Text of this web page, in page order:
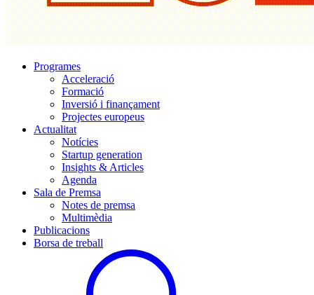
Programes
Acceleració
Formació
Inversió i finançament
Projectes europeus
Actualitat
Notícies
Startup generation
Insights & Articles
Agenda
Sala de Premsa
Notes de premsa
Multimèdia
Publicacions
Borsa de treball